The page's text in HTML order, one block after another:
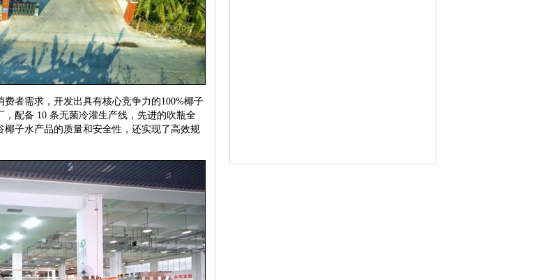
者需求，开发出具有核心竞争力的100%椰子
配备 10 条无菌冷灌生产线，先进的吹瓶全
子水产品的质量和安全性，还实现了高效规